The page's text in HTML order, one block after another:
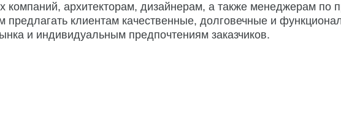
компаний, архитекторам, дизайнерам, а также менеджерам по
предлагать клиентам качественные, долговечные и
и индивидуальным предпочтениям заказчиков.